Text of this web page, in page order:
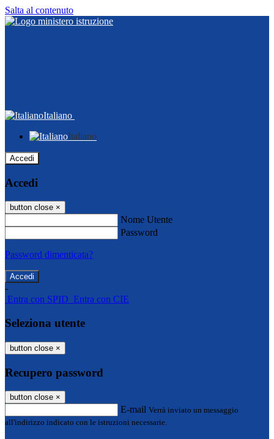
Salta al contenuto
Italiano
Italiano
Accedi
Accedi
button close ×
Nome Utente
Password
Password dimenticata?
-
Entra con SPID Entra con CIE
Seleziona utente
button close ×
Recupero password
button close ×
E-mail Verrà inviato un messaggio
all'indirizzo indicato con le istruzioni necessarie.